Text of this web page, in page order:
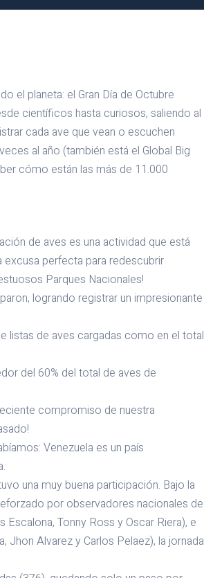
el planeta: el Gran Día de Octubre
científicos hasta curiosos, saliendo al
cada ave que vean o escuchen
al año (también está el Global Big
cómo están las más de 11.000
de aves es una actividad que está
excusa perfecta para redescubrir
Parques Nacionales!
logrando registrar un impresionante
listas de aves cargadas como en el total
del 60% del total de aves de
compromiso de nuestra
Venezuela es un país
una muy buena participación. Bajo la
por observadores nacionales de
Tonny Ross y Oscar Riera), e
Jhon Alvarez y Carlos Pelaez), la jornada